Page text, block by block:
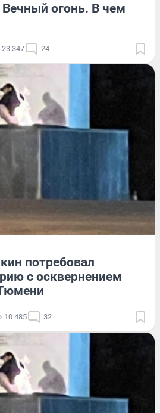
огонь. В чем
23 347 24
потребовал
с осквернением
10 485 32